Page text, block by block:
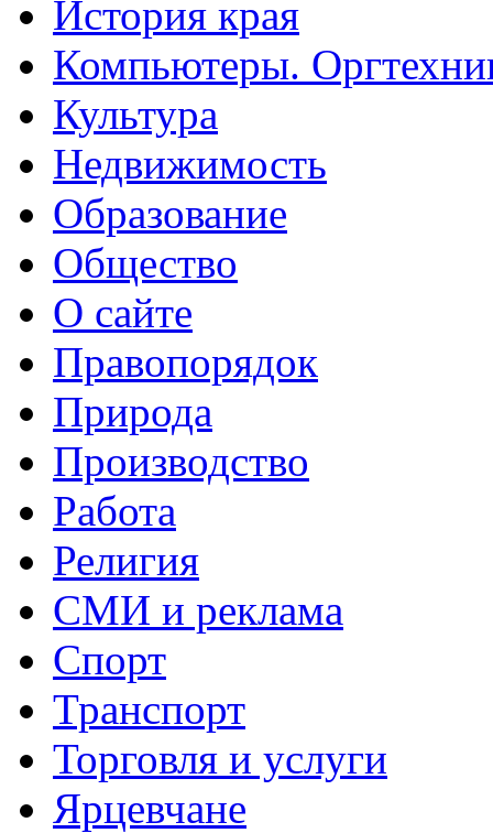
История края
Компьютеры.
Культура
Недвижимость
Образование
Общество
О сайте
Правопорядок
Природа
Производство
Работа
Религия
СМИ и реклама
Спорт
Транспорт
Торговля и услуги
Ярцевчане